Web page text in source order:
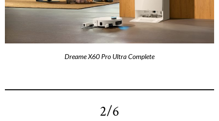
Dreame X60 Pro Ultra Complete
2/6